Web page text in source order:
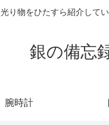
光り物をひたすら紹介して
銀の備忘
腕時計